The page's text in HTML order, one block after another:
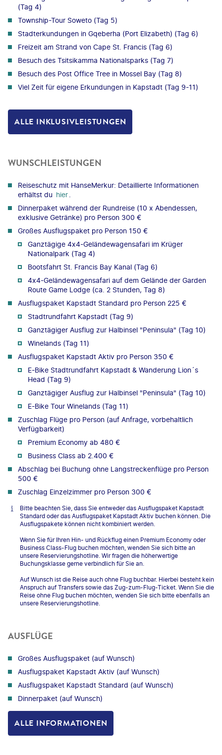
(Tag 4)
Township-Tour Soweto (Tag 5)
Stadterkundungen in Gqeberha (Port Elizabeth) (Tag 6)
Freizeit am Strand von Cape St. Francis (Tag 6)
Besuch des Tsitsikamma Nationalsparks (Tag 7)
Besuch des Post Office Tree in Mossel Bay (Tag 8)
Viel Zeit für eigene Erkundungen in Kapstadt (Tag 9-11)
ALLE INKLUSIVLEISTUNGEN
WUNSCHLEISTUNGEN
Reiseschutz mit HanseMerkur: Detaillierte Informationen
erhältst du hier
Dinnerpaket während der Rundreise (10 x Abendessen,
exklusive Getränke) pro Person 300 €
Großes Ausflugspaket pro Person 150 €
Ganztägige 4x4-Geländewagensafari im Krüger
Nationalpark (Tag 4)
Bootsfahrt St. Francis Bay Kanal (Tag 6)
4x4-Geländewagensafari auf dem Gelände der Garden
Route Game Lodge (ca. 2 Stunden, Tag 8)
Ausflugspaket Kapstadt Standard pro Person 225 €
Stadtrundfahrt Kapstadt (Tag 9)
Ganztägiger Ausflug zur Halbinsel "Peninsula" (Tag 10)
Winelands (Tag 11)
Ausflugspaket Kapstadt Aktiv pro Person 350 €
E-Bike Stadtrundfahrt Kapstadt & Wanderung Lion´s
Head (Tag 9)
Ganztägiger Ausflug zur Halbinsel "Peninsula" (Tag 10)
E-Bike Tour Winelands (Tag 11)
Zuschlag Flüge pro Person (auf Anfrage, vorbehaltlich
Verfügbarkeit)
Premium Economy ab 480 €
Business Class ab 2.400 €
Abschlag bei Buchung ohne Langstreckenflüge pro Person
500 €
Zuschlag Einzelzimmer pro Person 300 €
Bitte beachten Sie, dass Sie entweder das Ausflugspaket Kapstadt
Standard oder das Ausflugspaket Kapstadt Aktiv buchen können. Die
Ausflugspakete können nicht kombiniert werden.
Wenn Sie für Ihren Hin- und Rückflug einen Premium Economy oder
Business Class-Flug buchen möchten, wenden Sie sich bitte an
unsere Reservierungshotline. Wir fragen die höherwertige
Buchungsklasse gerne verbindlich für Sie an.
Auf Wunsch ist die Reise auch ohne Flug buchbar. Hierbei besteht kein
Anspruch auf Transfers sowie das Zug-zum-Flug-Ticket. Wenn Sie die
Reise ohne Flug buchen möchten, wenden Sie sich bitte ebenfalls an
unsere Reservierungshotline.
AUSFLÜGE
Großes Ausflugspaket (auf Wunsch)
Ausflugspaket Kapstadt Aktiv (auf Wunsch)
Ausflugspaket Kapstadt Standard (auf Wunsch)
Dinnerpaket (auf Wunsch)
ALLE INFORMATIONEN